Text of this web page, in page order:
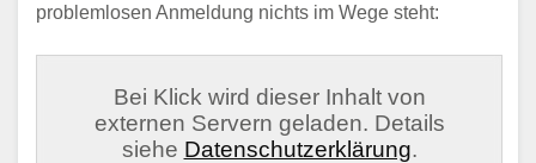
problemlosen Anmeldung nichts im Wege steht:
Bei Klick wird dieser Inhalt von
externen Servern geladen. Details
siehe Datenschutzerklärung.